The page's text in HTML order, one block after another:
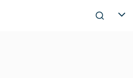
Search